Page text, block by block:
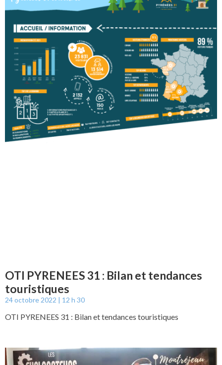
OTI PYRENEES 31 : Bilan et tendances
touristiques
24 octobre 2022 12 h 30
OTI PYRENEES 31 : Bilan et tendances touristiques